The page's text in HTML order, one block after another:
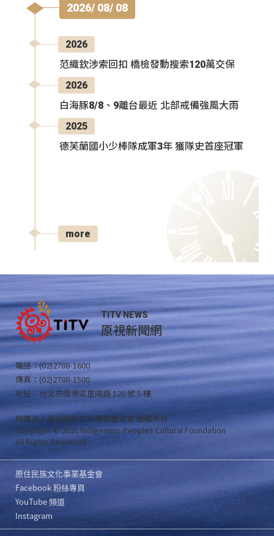
2026/ 08/ 08
2026
范織欽涉索回扣 橋檢發動搜索120萬交保
2026
白海豚8/8、9離台最近 北部戒備強風大雨
2025
德芙蘭國小少棒隊成軍3年 獲隊史首座冠軍
more
TITV NEWS
原視新聞網
電話：(02)2788-1600
傳真：(02)2788-1500
地址：台北市南港區重陽路 120 號 5 樓
財團法人原住民族文化事業基金會 版權所有
Copyright © 2021 Indigenous Peoples Cultural Foundation
All Rights Reserved .
原住民族文化事業基金會
Facebook 粉絲專頁
YouTube 頻道
Instagram